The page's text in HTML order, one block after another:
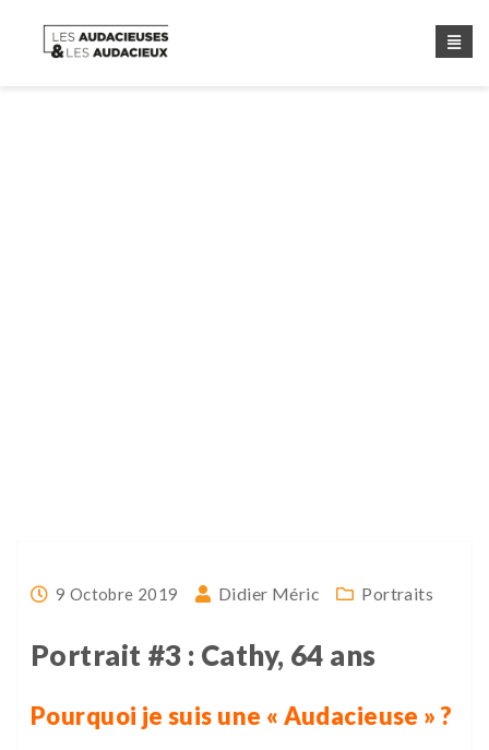
9 Octobre 2019 Didier Méric Portraits
Portrait #3 : Cathy, 64 ans
Pourquoi je suis une « Audacieuse » ?